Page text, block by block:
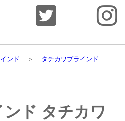
ンド タチカワブラインド
ド タチカワ